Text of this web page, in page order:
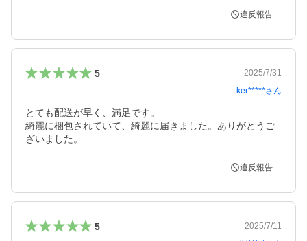
違反報告
5
2025/7/31
ker*****さん
とても配送が早く、満足です。
綺麗に梱包されていて、綺麗に届きました。ありがとうご
ざいました。
違反報告
5
2025/7/11